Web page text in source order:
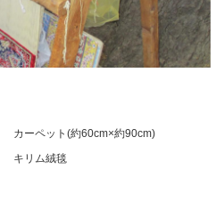
カーペット(約60cm×約90cm)
キリム絨毯